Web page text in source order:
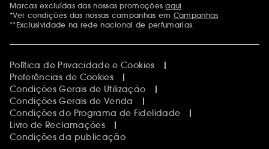
Menções adicionais
Marcas excluídas das nossas promoçõesaqui
*Ver condições das nossas campanhas em Campanhas
**Exclusividade na rede nacional de perfumarias.
Política de Privacidade e Cookies
Preferências de Cookies
Condições Gerais de Utilização
Condições Gerais de Venda
Condições do Programa de Fidelidade
Livro de Reclamações
Condições da publicação